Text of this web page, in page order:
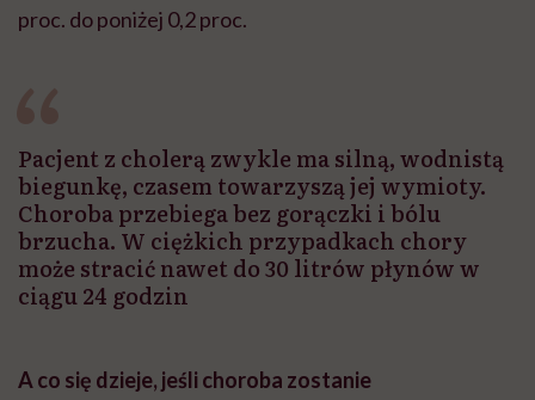
proc. do poniżej 0,2 proc.
Pacjent z cholerą zwykle ma silną, wodnistą
biegunkę, czasem towarzyszą jej wymioty.
Choroba przebiega bez gorączki i bólu
brzucha. W ciężkich przypadkach chory
może stracić nawet do 30 litrów płynów w
ciągu 24 godzin
A co się dzieje, jeśli choroba zostanie